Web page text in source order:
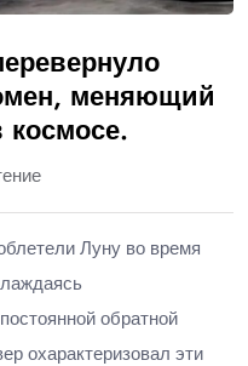
меняющий
космосе.
Луну во время
обратной
охарактеризовал эти